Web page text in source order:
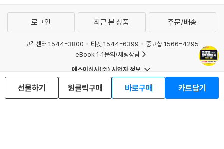
선물하기 원클릭구매 바로구매 카트담기
로그인 최근 본 상품 주문/배송
고객센터 1544-3800 티켓 1544-6399
중고샵 1566-4295
eBook 1:1문의/채팅상담
예스이십사(주) 사업자 정보
이용약관
개인정보처리방침
청소년보호정책
PC버전
회사소개
거래처관계자께